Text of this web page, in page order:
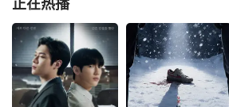
正在热播